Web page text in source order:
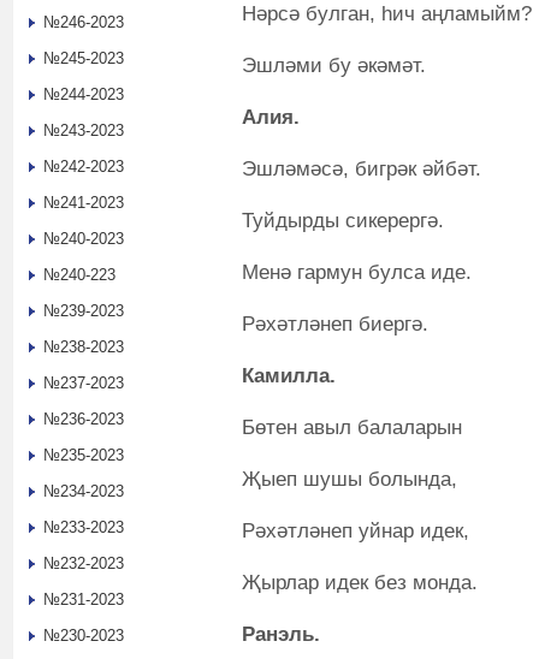
Нәрсә булган, һич аңламыйм?
Эшләми бу әкәмәт.
Алия.
Эшләмәсә, бигрәк әйбәт.
Туйдырды сикерергә.
Менә гармун булса иде.
Рәхәтләнеп биергә.
Камилла.
Бөтен авыл балаларын
Җыеп шушы болында,
Рәхәтләнеп уйнар идек,
Җырлар идек без монда.
Ранэль.
№246-2023
№245-2023
№244-2023
№243-2023
№242-2023
№241-2023
№240-2023
№240-223
№239-2023
№238-2023
№237-2023
№236-2023
№235-2023
№234-2023
№233-2023
№232-2023
№231-2023
№230-2023